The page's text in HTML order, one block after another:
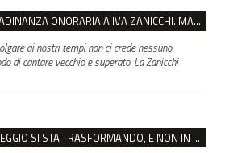
VENTASSO, SÌ ALLA CITTADINANZA ONORARIA A IVA ZANICCHI. MA BARGIACCHI: “È DI PESSIMO GUSTO”
ai nostri tempi non ci crede nessuno
di cantare vecchio e superato. La Zanicchi
IL CENTRO STORICO DI REGGIO SI STA TRASFORMANDO, E NON IN MEGLIO